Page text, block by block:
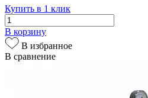
Купить в 1 клик
В корзину
В избранное
В сравнение